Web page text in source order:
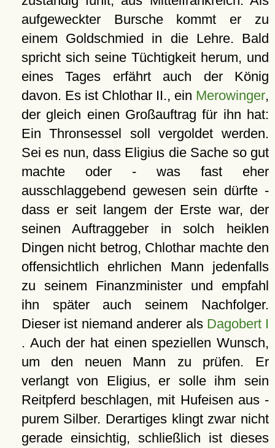
aufgeweckter Bursche kommt er zu
einem Goldschmied in die Lehre. Bald
spricht sich seine Tüchtigkeit herum, und
eines Tages erfährt auch der König
davon. Es ist Chlothar II., ein Merowinger,
der gleich einen Großauftrag für ihn hat:
Ein Thronsessel soll vergoldet werden.
Sei es nun, dass Eligius die Sache so gut
machte oder - was fast eher
ausschlaggebend gewesen sein dürfte -
dass er seit langem der Erste war, der
seinen Auftraggeber in solch heiklen
Dingen nicht betrog, Chlothar machte den
offensichtlich ehrlichen Mann jedenfalls
zu seinem Finanzminister und empfahl
ihn später auch seinem Nachfolger.
Dieser ist niemand anderer als Dagobert I
. Auch der hat einen speziellen Wunsch,
um den neuen Mann zu prüfen. Er
verlangt von Eligius, er solle ihm sein
Reitpferd beschlagen, mit Hufeisen aus -
purem Silber. Derartiges klingt zwar nicht
gerade einsichtig, schließlich ist dieses